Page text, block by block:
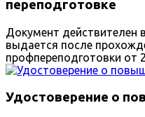
переподготовке
Документ действителен
выдается после
профпереподготовки от
Удостоверение о